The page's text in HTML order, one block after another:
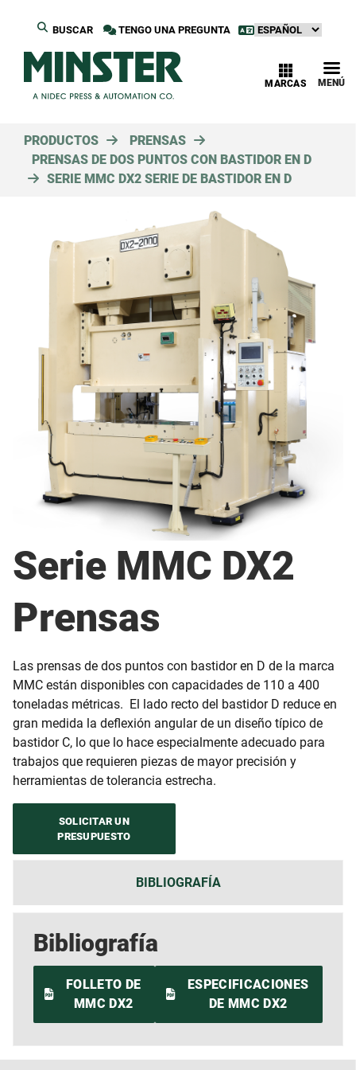
TENGO UNA PREGUNTA
BUSCAR
MENÚ
MARCAS
PRODUCTOS
PRENSAS
PRENSAS DE DOS PUNTOS CON BASTIDOR EN D
SERIE MMC DX2 SERIE DE BASTIDOR EN D
Serie MMC DX2
Prensas
Las prensas de dos puntos con bastidor en D de la marca
MMC están disponibles con capacidades de 110 a 400
toneladas métricas. El lado recto del bastidor D reduce en
gran medida la deflexión angular de un diseño típico de
bastidor C, lo que lo hace especialmente adecuado para
trabajos que requieren piezas de mayor precisión y
herramientas de tolerancia estrecha.
SOLICITAR UN
PRESUPUESTO
BIBLIOGRAFÍA
Bibliografía
FOLLETO DE
MMC DX2
ESPECIFICACIONES
DE MMC DX2